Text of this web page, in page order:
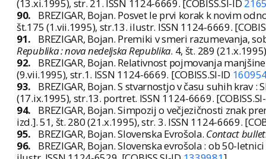
(13.xi.1995), str. 21. ISSN 1124-6669. [COBISS.SI-ID
90.
BREZIGAR, Bojan. Posvet le prvi korak k novim
št.175 (1.vii.1995), str.13. ilustr. ISSN 1124-6669.
91.
BREZIGAR, Bojan. Premiki v smeri razumevanja,
Republika : nova nedeljska Republika. 4, št. 289
92.
BREZIGAR, Bojan. Relativnost pojmovanja
(9.vii.1995), str.1. ISSN 1124-6669. [COBISS.SI-ID
93.
BREZIGAR, Bojan. S stvarnostjo v času suhih krav
(17.ix.1995), str.13. portret. ISSN 1124-6669.
94.
BREZIGAR, Bojan. Simpozij o večjezičnosti znak
izd.]. 51, št. 280 (21.x.1995), str. 3. ISSN 1124-6669.
95.
BREZIGAR, Bojan. Slovenska Evrošola. Contact
96.
BREZIGAR, Bojan. Slovenska evrošola : ob 50-